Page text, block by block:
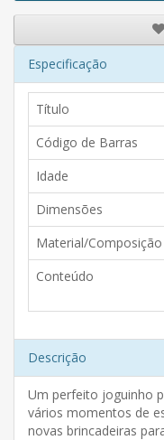
Especificação
Título
Código de Barras
Idade
Dimensões
Material/Composição
Conteúdo
Descrição
Um perfeito joguinho
vários momentos de
novas brincadeiras